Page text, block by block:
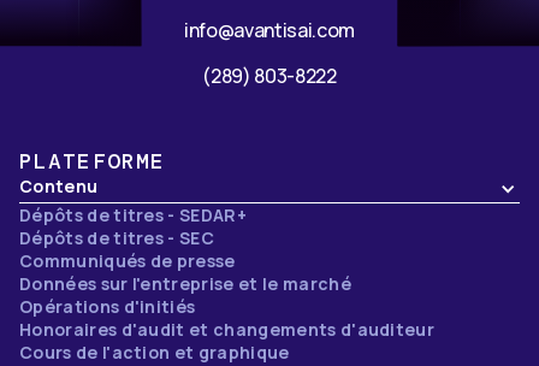
info@avantisai.com
(289) 803-8222
PLATEFORME
Contenu
Dépôts de titres - SEDAR+
Dépôts de titres - SEC
Communiqués de presse
Données sur l'entreprise et le marché
Opérations d'initiés
Honoraires d'audit et changements d'auditeur
Cours de l'action et graphique